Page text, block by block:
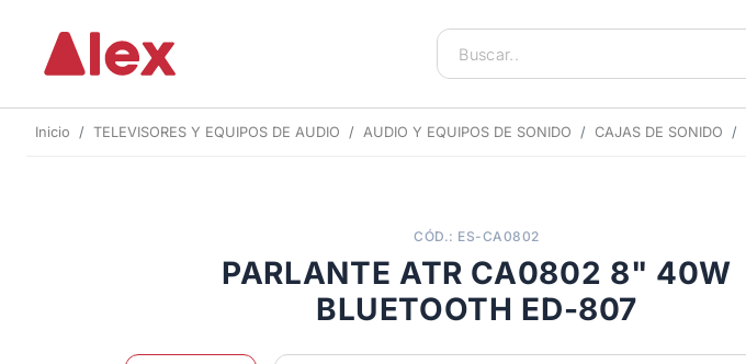
Inicio TELEVISORES Y EQUIPOS DE AUDIO AUDIO Y EQUIPOS DE SONIDO CAJAS DE SONIDO
CÓD.: ES-CA0802
PARLANTE ATR CA0802 8" 40W
BLUETOOTH ED-807